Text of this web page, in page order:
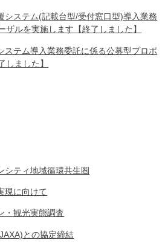
システム(記載台型/受付窓口型)導入業務
ザルを実施します【終了しました】
ステム導入業務委託に係る公募型プロポ
しました】
シティ地域循環共生圏
現に向けて
・観光実態調査
との協定締結